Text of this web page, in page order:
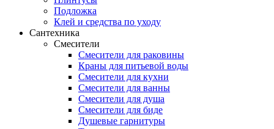
Подложка
Клей и средства по уходу
Сантехника
Смесители
Смесители для раковины
Краны для питьевой воды
Смесители для кухни
Смесители для ванны
Смесители для душа
Смесители для биде
Душевые гарнитуры